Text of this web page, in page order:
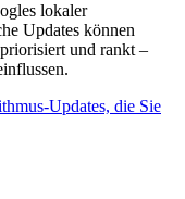
lokaler
Updates können
und rankt –
Updates, die Sie